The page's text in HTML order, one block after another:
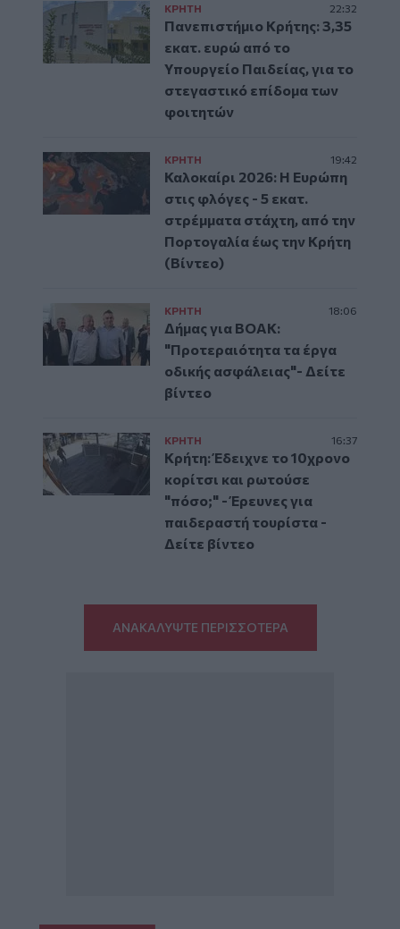
ΚΡΗΤΗ 22:32
Πανεπιστήμιο Κρήτης: 3,35
εκατ. ευρώ από το
Υπουργείο Παιδείας, για το
στεγαστικό επίδομα των
φοιτητών
ΚΡΗΤΗ 19:42
Καλοκαίρι 2026: Η Ευρώπη
στις φλόγες - 5 εκατ.
στρέμματα στάχτη, από την
Πορτογαλία έως την Κρήτη
(Βίντεο)
ΚΡΗΤΗ 18:06
Δήμας για ΒΟΑΚ:
"Προτεραιότητα τα έργα
οδικής ασφάλειας"- Δείτε
βίντεο
ΚΡΗΤΗ 16:37
Κρήτη: Έδειχνε το 10χρονο
κορίτσι και ρωτούσε
"πόσο;" - Έρευνες για
παιδεραστή τουρίστα -
Δείτε βίντεο
ΑΝΑΚΑΛΥΨΤΕ ΠΕΡΙΣΣΟΤΕΡΑ